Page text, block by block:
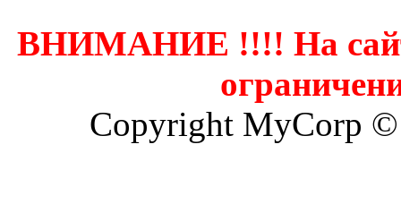
ВНИМАНИЕ !!!! На
Copyright MyCorp